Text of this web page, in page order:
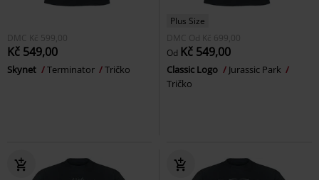
DMC Kč 599,00
Kč 549,00
Skynet Terminator Tričko
Plus Size
DMC Od Kč 699,00
Od Kč 549,00
Classic Logo
Jurassic Park
Tričko